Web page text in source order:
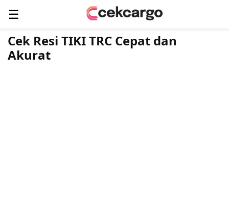
☰
Cek Resi TIKI TRC Cepat dan
Akurat